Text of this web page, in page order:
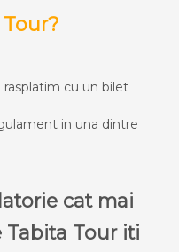
cu un bilet
in una dintre
cat mai
Tour iti